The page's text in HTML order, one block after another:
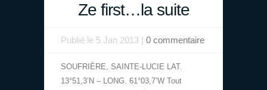
Ze first…la suite
Publié le 5 Jan 2013 | 0 commentaire
SOUFRIÈRE, SAINTE-LUCIE LAT.
13°51,3’N – LONG. 61°03,7’W Tout